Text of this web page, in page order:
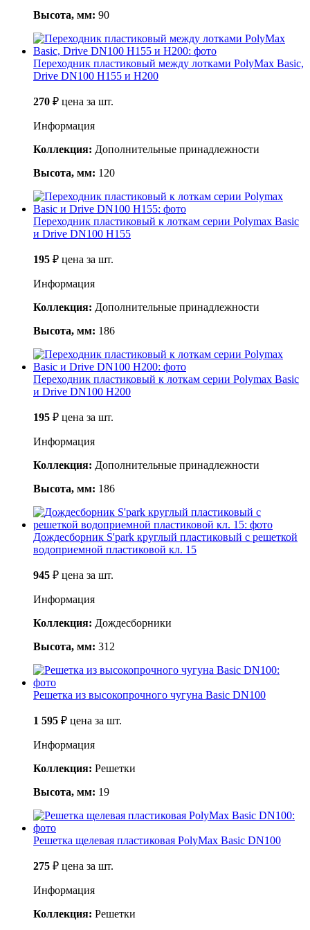
Высота, мм: 90
Переходник пластиковый между лотками PolyMax Basic,
Drive DN100 H155 и H200
270 ₽ цена за шт.
Информация
Коллекция: Дополнительные принадлежности
Высота, мм: 120
Переходник пластиковый к лоткам серии Polymax Basic
и Drive DN100 H155
195 ₽ цена за шт.
Информация
Коллекция: Дополнительные принадлежности
Высота, мм: 186
Переходник пластиковый к лоткам серии Polymax Basic
и Drive DN100 H200
195 ₽ цена за шт.
Информация
Коллекция: Дополнительные принадлежности
Высота, мм: 186
Дождесборник S'park круглый пластиковый с решеткой
водоприемной пластиковой кл. 15
945 ₽ цена за шт.
Информация
Коллекция: Дождесборники
Высота, мм: 312
Решетка из высокопрочного чугуна Basic DN100
1 595 ₽ цена за шт.
Информация
Коллекция: Решетки
Высота, мм: 19
Решетка щелевая пластиковая PolyMax Basic DN100
275 ₽ цена за шт.
Информация
Коллекция: Решетки